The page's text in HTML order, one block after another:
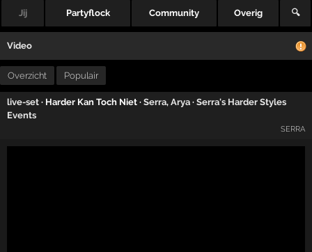
Jij Partyflock Community Overig 🔍
Video
Overzicht Populair
live-set · Harder Kan Toch Niet ·Serra,Arya ·Serra's Harder Styles
Events
SERRA